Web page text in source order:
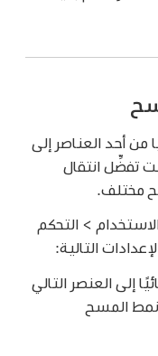
من أحد العناصر إلى
تفضِّل انتقال
مختلف.
> التحكم
التالية:
إلى العنصر التالي
المسح